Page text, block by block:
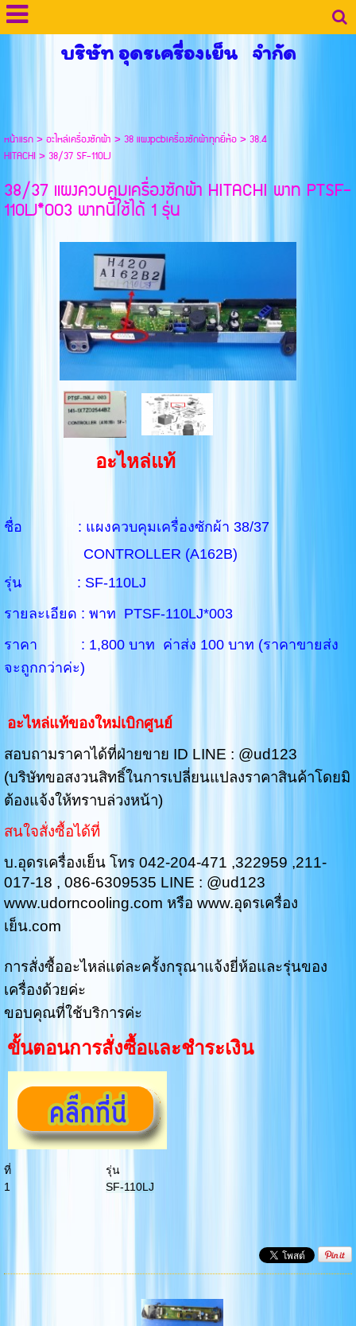
บริษัท อุดรเครื่องเย็น จำกัด
หน้าแรก>อะไหล่เครื่องซักผ้า > 38 แผงpcbเครื่องซักผ้าทุกยี่ห้อ>38.4
HITACHI>38/37 SF-110LJ
38/37 แผงควบคุมเครื่องซักผ้า HITACHI พาท PTSF-
110LJ*003 พาทนี้ใช้ได้ 1 รุ่น
อะไหล่แท้
ชื่อ : แผงควบคุมเครื่องซักผ้า 38/37
CONTROLLER (A162B)
รุ่น : SF-110LJ
รายละเอียด : พาท PTSF-110LJ*003
ราคา : 1,800 บาท ค่าส่ง 100 บาท (ราคาขายส่ง
จะถูกกว่าค่ะ)
อะไหล่แท้ของใหม่เบิกศูนย์
สอบถามราคาได้ที่ฝ่ายขาย ID LINE : @ud123
(บริษัทขอสงวนสิทธิ์ในการเปลี่ยนแปลงราคาสินค้าโดยมิ
ต้องแจ้งให้ทราบล่วงหน้า)
สนใจสั่งซื้อได้ที่
บ.อุดรเครื่องเย็น โทร 042-204-471 ,322959 ,211-
017-18 , 086-6309535 LINE : @ud123
www.udorncooling.com หรือ www.อุดรเครื่อง
เย็น.com
การสั่งซื้ออะไหล่แต่ละครั้งกรุณาแจ้งยี่ห้อและรุ่นของ
เครื่องด้วยค่ะ
ขอบคุณที่ใช้บริการค่ะ
ขั้นตอนการสั่งซื้อและชำระเงิน
ที่
รุ่น
1
SF-110LJ